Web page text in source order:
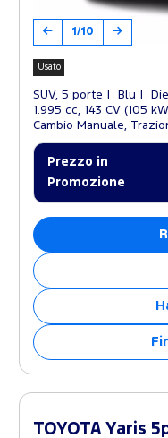
1/10
Usato
SUV, 5 porte Blu
1.995 cc, 143 CV (105
Cambio Manuale,
Prezzo in
Promozione
TOYOTA Yaris